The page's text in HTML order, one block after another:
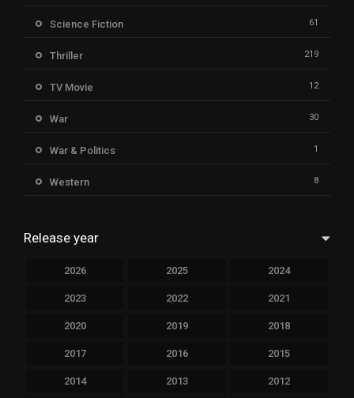
Science Fiction 61
Thriller 219
TV Movie 12
War 30
War & Politics 1
Western 8
Release year
2026 2025 2024
2023 2022 2021
2020 2019 2018
2017 2016 2015
2014 2013 2012